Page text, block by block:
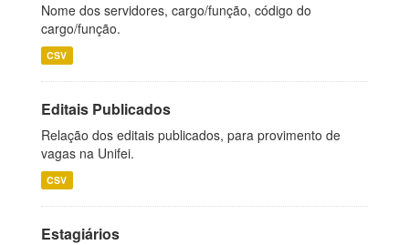
Nome dos servidores, cargo/função, código do
cargo/função.
CSV
Editais Publicados
Relação dos editais publicados, para provimento de
vagas na Unifei.
CSV
Estagiários